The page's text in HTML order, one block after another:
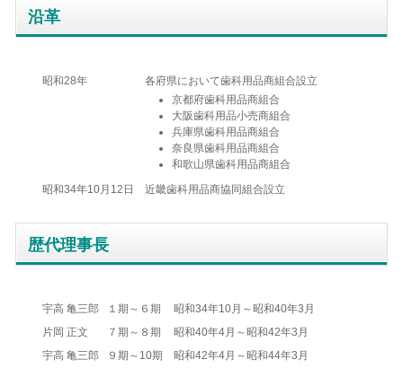
沿革
昭和28年
各府県において歯科用品商組合設立
京都府歯科用品商組合
大阪歯科用品小売商組合
兵庫県歯科用品商組合
奈良県歯科用品商組合
和歌山県歯科用品商組合
昭和34年10月12日
近畿歯科用品商協同組合設立
歴代理事長
宇高 亀三郎 １期～６期
昭和34年10月～昭和40年3月
片岡 正文
７期～８期
昭和40年4月～昭和42年3月
宇高 亀三郎
９期～10期
昭和42年4月～昭和44年3月